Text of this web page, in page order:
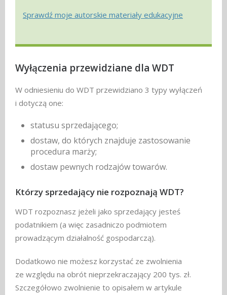
Sprawdź moje autorskie materiały edukacyjne
Wyłączenia przewidziane dla WDT
W odniesieniu do WDT przewidziano 3 typy wyłączeń
i dotyczą one:
statusu sprzedającego;
dostaw, do których znajduje zastosowanie
procedura marży;
dostaw pewnych rodzajów towarów.
Którzy sprzedający nie rozpoznają WDT?
WDT rozpoznasz jeżeli jako sprzedający jesteś
podatnikiem (a więc zasadniczo podmiotem
prowadzącym działalność gospodarczą).
Dodatkowo nie możesz korzystać ze zwolnienia
ze względu na obrót nieprzekraczający 200 tys. zł.
Szczegółowo zwolnienie to opisałem w artykule